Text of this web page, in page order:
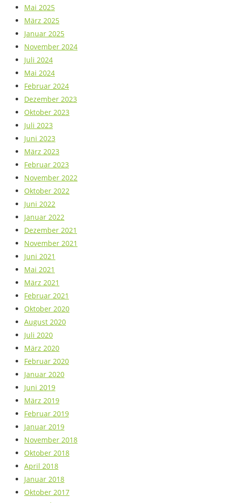
Mai 2025
März 2025
Januar 2025
November 2024
Juli 2024
Mai 2024
Februar 2024
Dezember 2023
Oktober 2023
Juli 2023
Juni 2023
März 2023
Februar 2023
November 2022
Oktober 2022
Juni 2022
Januar 2022
Dezember 2021
November 2021
Juni 2021
Mai 2021
März 2021
Februar 2021
Oktober 2020
August 2020
Juli 2020
März 2020
Februar 2020
Januar 2020
Juni 2019
März 2019
Februar 2019
Januar 2019
November 2018
Oktober 2018
April 2018
Januar 2018
Oktober 2017